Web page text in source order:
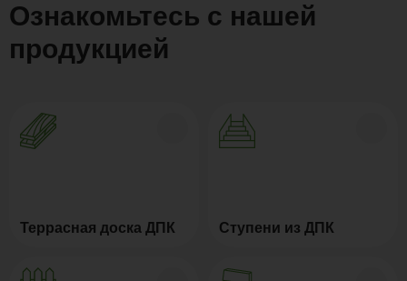
Ознакомьтесь с нашей
продукцией
Террасная доска ДПК Ступени из ДПК